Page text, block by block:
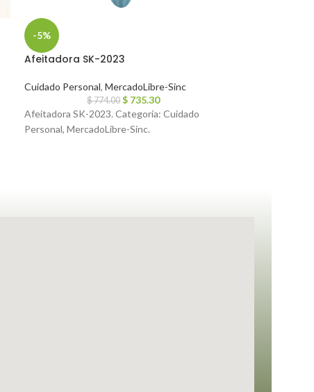
-5%
Afeitadora SK-2023
Cuidado Personal, MercadoLibre-Sinc
$774.00 $ 735.30
Afeitadora SK-2023. Categoría: Cuidado
Personal, MercadoLibre-Sinc.